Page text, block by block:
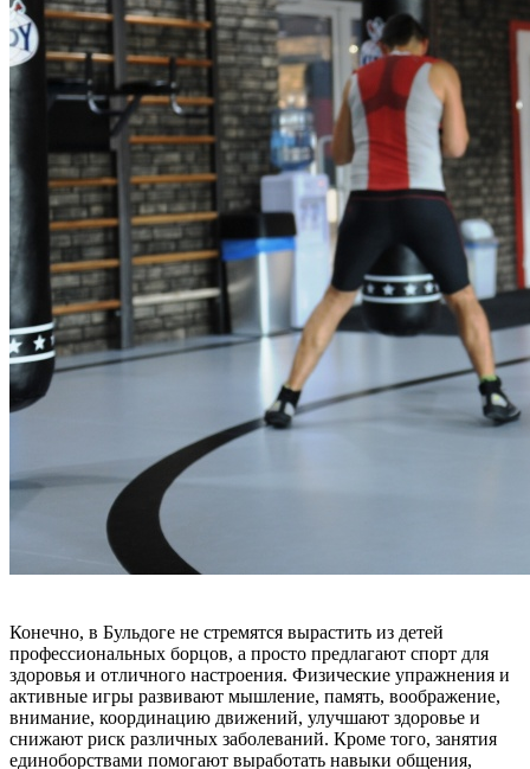
Конечно, в Бульдоге не стремятся вырастить из детей
профессиональных борцов, а просто предлагают спорт для
здоровья и отличного настроения. Физические упражнения и
активные игры развивают мышление, память, воображение,
внимание, координацию движений, улучшают здоровье и
снижают риск различных заболеваний. Кроме того, занятия
единоборствами помогают выработать навыки общения,